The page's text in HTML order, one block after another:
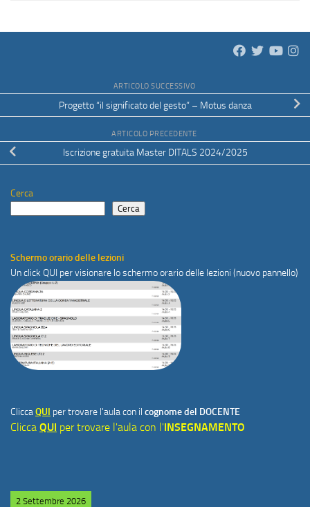
ARTICOLO SUCCESSIVO
Progetto “il significato del gesto” – Motus danza
ARTICOLO PRECEDENTE
Iscrizione gratuita Master DITALS 2024/2025
Cerca
Cerca
Schermo orario delle lezioni
Un click QUI per visionare lo schermo orario delle lezioni (nuovo pannello)
CliccaQUI per trovare l'aula con il cognome del DOCENTE
Clicca QUI per trovare l'aula con l'INSEGNAMENTO
2 Settembre 2026